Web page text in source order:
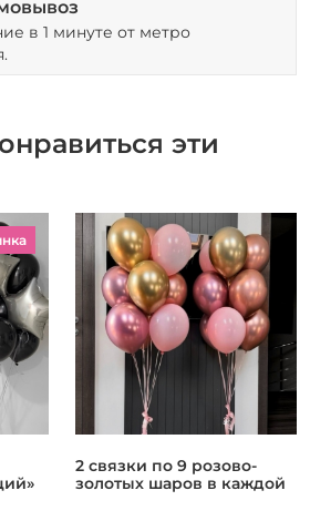
в 1 минуте от метро
эти
2 связки по 9 розово-
золотых шаров в каждой